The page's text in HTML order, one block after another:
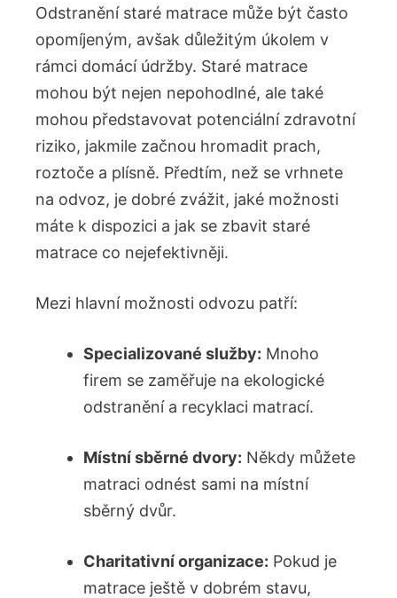
Odstranění staré matrace může být často
opomíjeným, avšak důležitým úkolem v⁢
rámci domácí údržby. Staré matrace
mohou ‍být ‍nejen nepohodlné, ale⁣ také
mohou představovat⁤ potenciální zdravotní
riziko, jakmile začnou hromadit ⁤prach,
roztoče a⁢ plísně. Předtím, než se‌ vrhnete
na odvoz, je dobré zvážit, jaké ​možnosti
máte ⁣k dispozici a jak se zbavit staré
⁤matrace‍ co nejefektivněji.
Mezi ‍hlavní možnosti⁤ odvozu patří:
Specializované služby: Mnoho
firem se zaměřuje na ekologické
odstranění a recyklaci matrací.
Místní sběrné⁢ dvory: Někdy můžete
matraci ⁤odnést sami na místní
‌sběrný dvůr.
Charitativní ⁢organizace: Pokud je
matrace‌ ještě ⁣v dobrém stavu,⁤